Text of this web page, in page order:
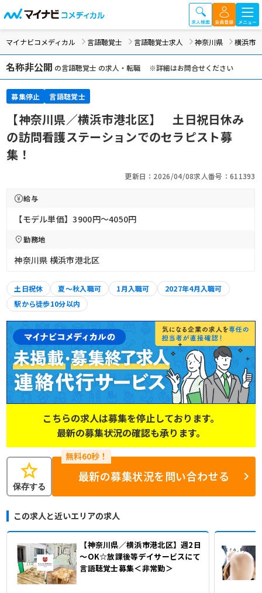
マイナビコメディカル 言語聴覚士 言語聴覚士求人 神奈川県 横浜市
名称非公開 の言語聴覚士 の求人・転職 ※詳細はお問合せください
募集停止 言語聴覚士
【神奈川県／横浜市港北区】 土日祝日休み
の訪問看護ステーションでのセラピスト募
集！
更新日：2026/04/08求人番号：611393
給与
【モデル単価】3900円〜4050円
勤務地
神奈川県 横浜市港北区
土日祝休 夏～秋入職可 1月入職可
2027年4月入職可
駅から徒歩10分以内
こちらの求人は募集を停止しております。
最新の募集状況の確認も承ります。
star
保存する
最新の募集状況を問い合わせる
この求人と近いエリアの求人
【神奈川県／横浜市港北区】週2日
～OK☆放課後等デイサービスにて
言語聴覚士募集＜非常勤＞